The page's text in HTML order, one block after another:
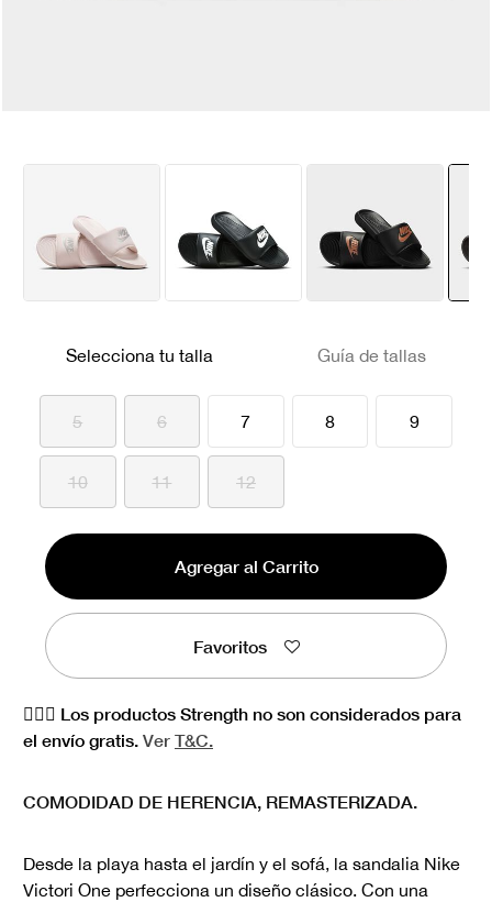
Selecciona tu talla Guía de tallas
5 6 7 8 9
10 11 12
Agregar al Carrito
Favoritos
🏋🏻‍♀️ Los productos Strength no son considerados para
el envío gratis. Ver T&C.
COMODIDAD DE HERENCIA, REMASTERIZADA.
Desde la playa hasta el jardín y el sofá, la sandalia Nike
Victori One perfecciona un diseño clásico. Con una